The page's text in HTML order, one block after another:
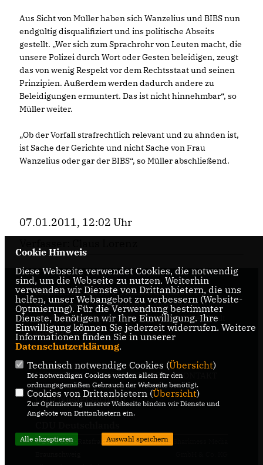
Aus Sicht von Müller haben sich Wanzelius und BIBS nun
endgültig disqualifiziert und ins politische Abseits
gestellt. „Wer sich zum Sprachrohr von Leuten macht, die
unsere Polizei durch Wort oder Gesten beleidigen, zeugt
das von wenig Respekt vor dem Rechtsstaat und seinen
Prinzipien. Außerdem werden dadurch andere zu
Beleidigungen ermuntert. Das ist nicht hinnehmbar“, so
Müller weiter.
Ob der Vorfall strafrechtlich relevant und zu ahnden ist,
ist Sache der Gerichte und nicht Sache von Frau
Wanzelius oder gar der BIBS“, so Müller abschließend.
07.01.2011, 12:02 Uhr
Internetseite der CDU-Fraktion im Rat der Stadt
Braunschweig, mit aktuellen Informationen rund
um die Kommunalpolitik in der zweitgrößten Stadt
Niedersachsens.
IMPRESSUM DATENSCHUTZ KONTAKT
CDU Niedersachsen
@2026 CDU-Ratsfraktion
Realisation: Sharkness Media
Cookie Hinweis
Diese Webseite verwendet Cookies, die notwendig
sind, um die Webseite zu nutzen. Weiterhin
verwenden wir Dienste von Drittanbietern, die uns
helfen, unser Webangebot zu verbessern (Website-
Optmierung). Für die Verwendung bestimmter
Dienste, benötigen wir Ihre Einwilligung. Ihre
Einwilligung können Sie jederzeit widerrufen. Weitere
Informationen finden Sie in unserer
Datenschutzerklärung.
Technisch notwendige Cookies (Übersicht)
Die notwendigen Cookies werden allein für den
ordnungsgemäßen Gebrauch der Webseite benötigt.
Cookies von Drittanbietern (Übersicht)
Zur Optimierung unserer Webseite binden wir Dienste und
Angebote von Drittanbietern ein.
Alle akzeptieren Auswahl speichern